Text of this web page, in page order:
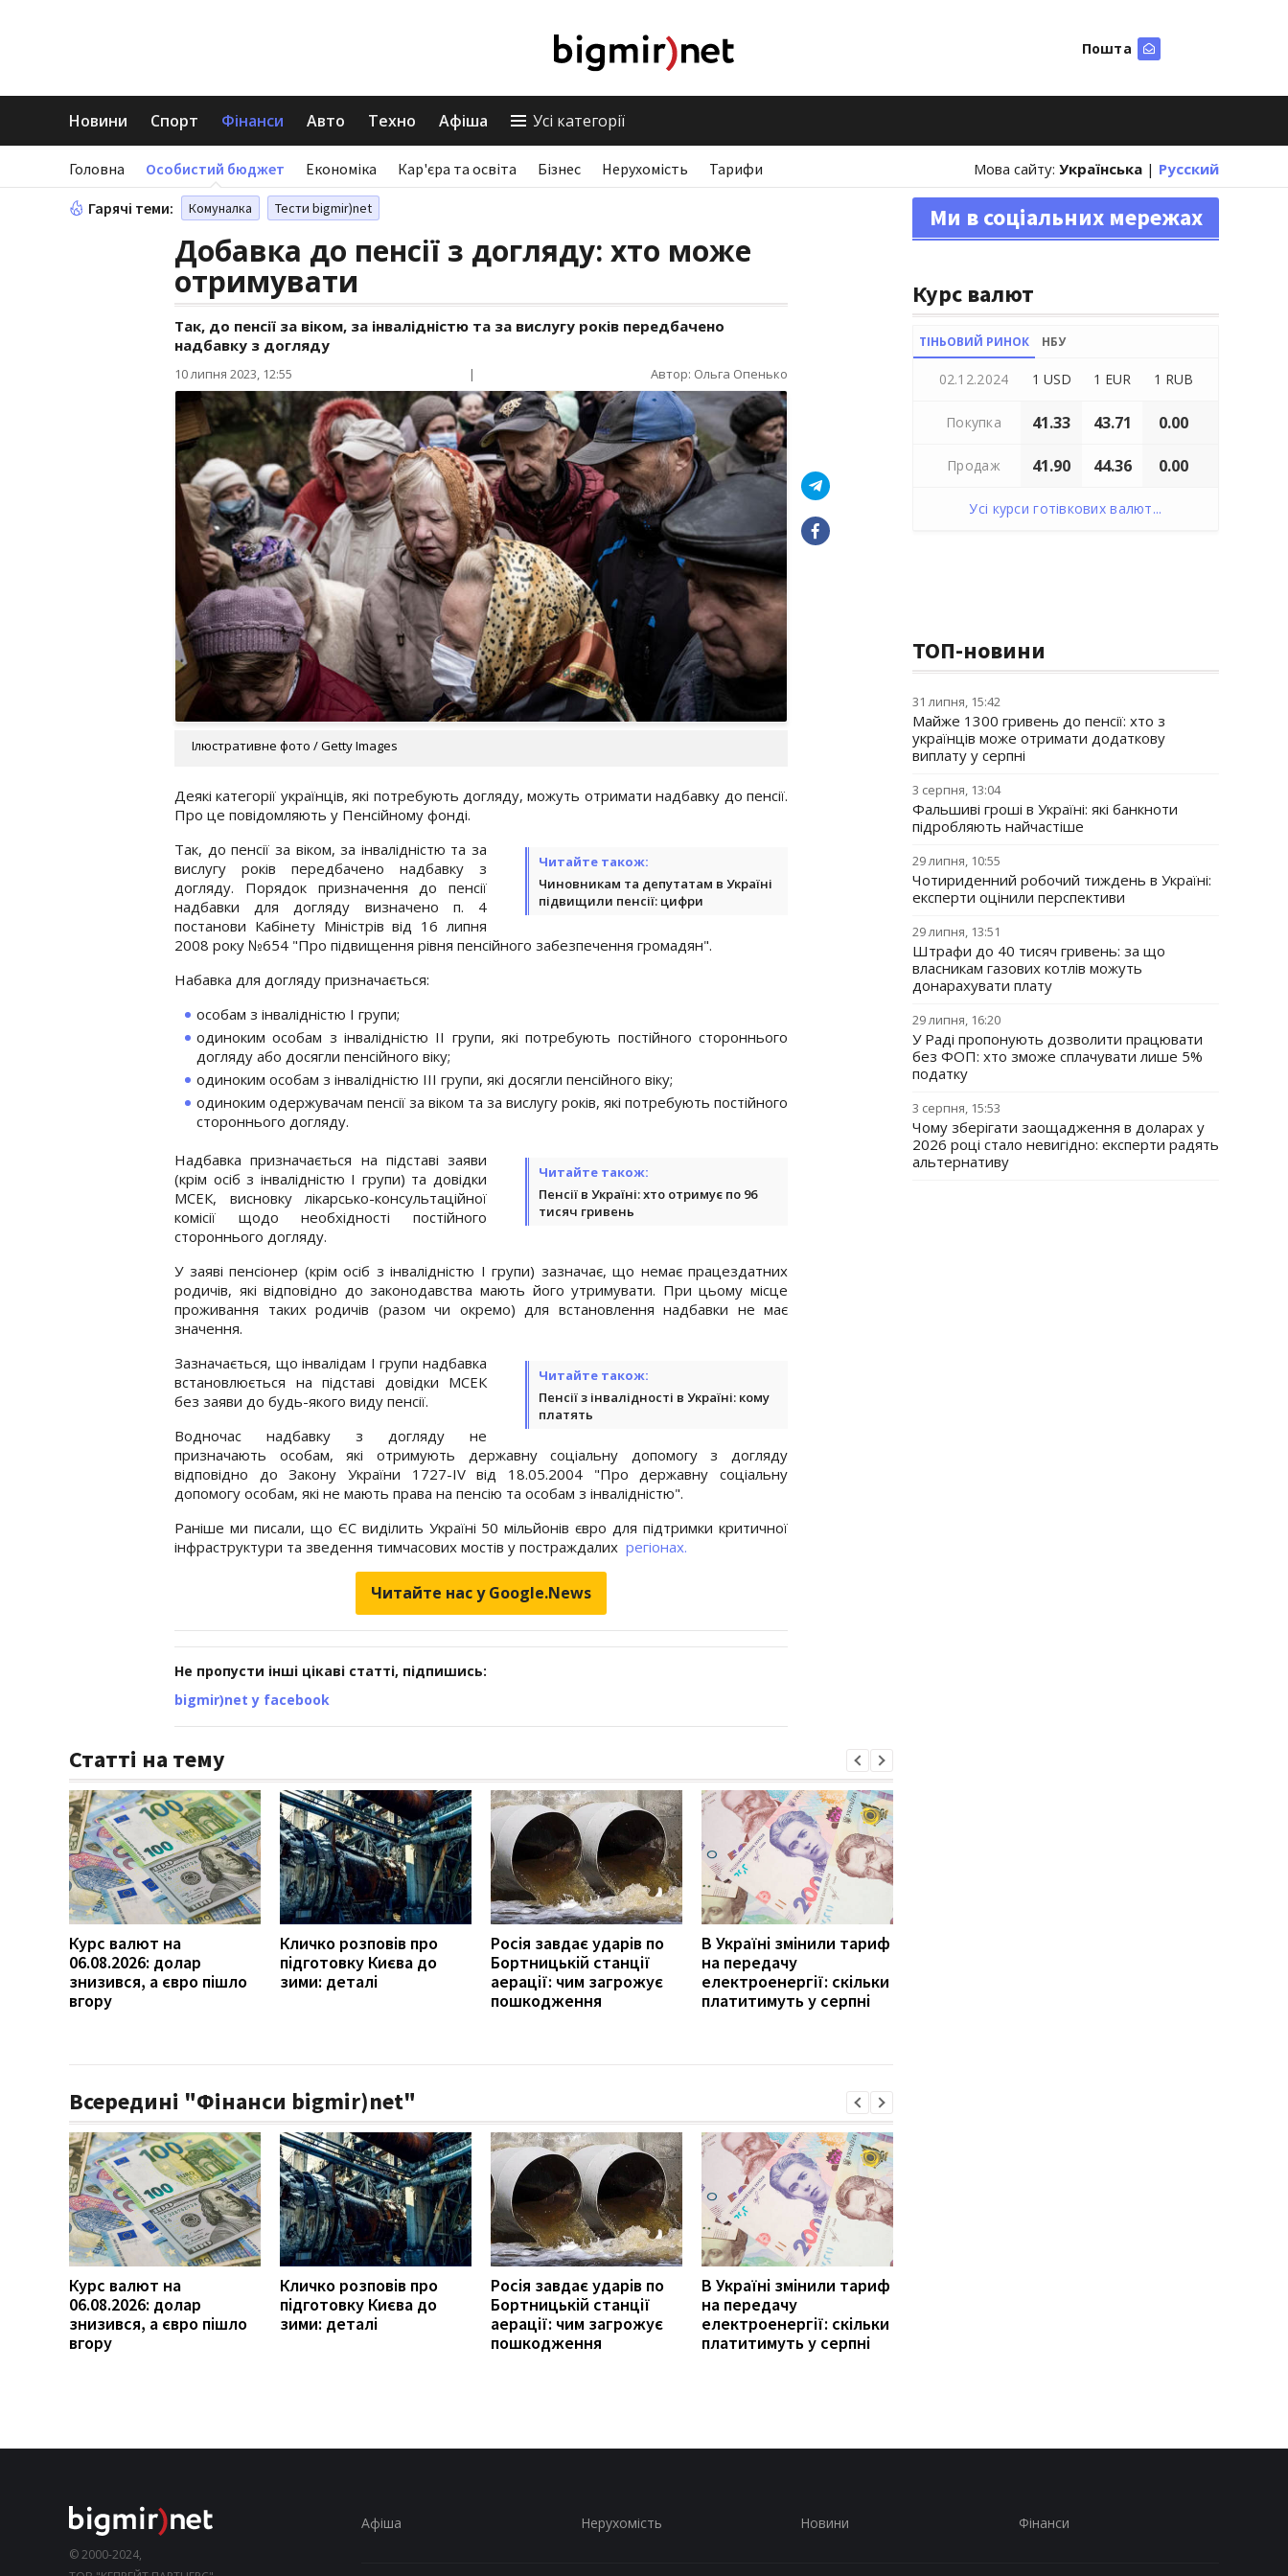
Пошта
Новини Спорт Фінанси Авто Техно Афіша Усі категорії
Головна Особистий бюджет Економіка Кар'єра та освіта Бізнес Нерухомість Тарифи Мова сайту: Українська | Русский
Гарячі теми: Комуналка Тести bigmir)net
Добавка до пенсії з догляду: хто може
отримувати
Так, до пенсії за віком, за інвалідністю та за вислугу років передбачено
надбавку з догляду
10 липня 2023, 12:55 | Автор: Ольга Опенько
Ілюстративне фото / Getty Images
Деякі категорії українців, які потребують догляду, можуть отримати надбавку до пенсії.
Про це повідомляють у Пенсійному фонді.
Читайте також:
Чиновникам та депутатам в Україні
підвищили пенсії: цифри
Так, до пенсії за віком, за інвалідністю та за
вислугу років передбачено надбавку з
догляду. Порядок призначення до пенсії
надбавки для догляду визначено п. 4
постанови Кабінету Міністрів від 16 липня
2008 року №654 "Про підвищення рівня пенсійного забезпечення громадян".
Набавка для догляду призначається:
особам з інвалідністю І групи;
одиноким особам з інвалідністю ІІ групи, які потребують постійного стороннього
догляду або досягли пенсійного віку;
одиноким особам з інвалідністю ІІІ групи, які досягли пенсійного віку;
одиноким одержувачам пенсії за віком та за вислугу років, які потребують постійного
стороннього догляду.
Читайте також:
Пенсії в Україні: хто отримує по 96
тисяч гривень
Надбавка призначається на підставі заяви
(крім осіб з інвалідністю І групи) та довідки
МСЕК, висновку лікарсько-консультаційної
комісії щодо необхідності постійного
стороннього догляду.
У заяві пенсіонер (крім осіб з інвалідністю І групи) зазначає, що немає працездатних
родичів, які відповідно до законодавства мають його утримувати. При цьому місце
проживання таких родичів (разом чи окремо) для встановлення надбавки не має
значення.
Читайте також:
Пенсії з інвалідності в Україні: кому
платять
Зазначається, що інвалідам І групи надбавка
встановлюється на підставі довідки МСЕК
без заяви до будь-якого виду пенсії.
Водночас надбавку з догляду не
призначають особам, які отримують державну соціальну допомогу з догляду
відповідно до Закону України 1727-IV від 18.05.2004 "Про державну соціальну
допомогу особам, які не мають права на пенсію та особам з інвалідністю".
Раніше ми писали, що ЄС виділить Україні 50 мільйонів євро для підтримки критичної
інфраструктури та зведення тимчасових мостів у постраждалих регіонах.
Читайте нас у Google.News
Не пропусти інші цікаві статті, підпишись:
bigmir)net у facebook
Статті на тему
Курс валют на
06.08.2026: долар
знизився, а євро пішло
вгору
Кличко розповів про
підготовку Києва до
зими: деталі
Росія завдає ударів по
Бортницькій станції
аерації: чим загрожує
пошкодження
В Україні змінили тариф
на передачу
електроенергії: скільки
платитимуть у серпні
Всередині "Фінанси bigmir)net"
Курс валют на
06.08.2026: долар
знизився, а євро пішло
вгору
Кличко розповів про
підготовку Києва до
зими: деталі
Росія завдає ударів по
Бортницькій станції
аерації: чим загрожує
пошкодження
В Україні змінили тариф
на передачу
електроенергії: скільки
платитимуть у серпні
Ми в соціальних мережах
Курс валют
ТІНЬОВИЙ РИНОК НБУ
02.12.2024 1 USD 1 EUR 1 RUB
Покупка 41.33 43.71 0.00
Продаж 41.90 44.36 0.00
Усі курси готівкових валют...
ТОП-новини
31 липня, 15:42
Майже 1300 гривень до пенсії: хто з
українців може отримати додаткову
виплату у серпні
3 серпня, 13:04
Фальшиві гроші в Україні: які банкноти
підробляють найчастіше
29 липня, 10:55
Чотириденний робочий тиждень в Україні:
експерти оцінили перспективи
29 липня, 13:51
Штрафи до 40 тисяч гривень: за що
власникам газових котлів можуть
донарахувати плату
29 липня, 16:20
У Раді пропонують дозволити працювати
без ФОП: хто зможе сплачувати лише 5%
податку
3 серпня, 15:53
Чому зберігати заощадження в доларах у
2026 році стало невигідно: експерти радять
альтернативу
© 2000-2024,
Афіша Нерухомість Новини Фінанси